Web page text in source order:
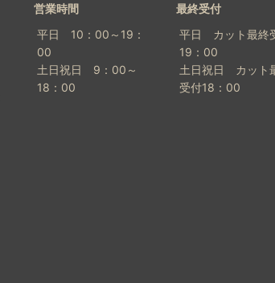
営業時間
平日 10：00～19：
00
土日祝日 9：00～
18：00
最終受付
平日 カット最終
19：00
土日祝日 カット
受付18：00